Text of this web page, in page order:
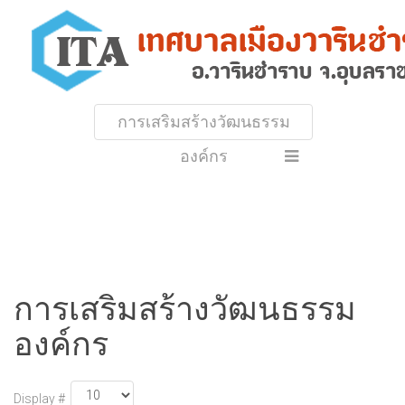
การเสริมสร้างวัฒนธรรม
องค์กร
การเสริมสร้างวัฒนธรรม
องค์กร
Display #